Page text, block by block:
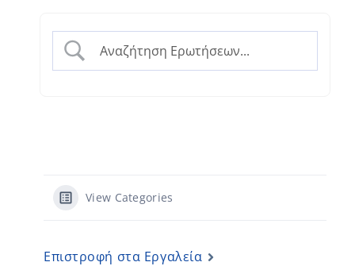
View Categories
Επιστροφή στα Εργαλεία